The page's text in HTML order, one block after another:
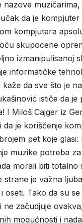
da je
kompjutera
skupocene
izmanipulisanoj
informatičke
da sve što je
ističe da
I Miloš Cajger iz
je koriščenje
pet koje
muzike potreba
morali biti
je važna
oseti. Tako da su
začudjuje
mogućnosti i